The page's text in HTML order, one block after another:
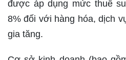
được áp dụng mức thuế
8% đối với hàng hóa, dịch
gia tăng.